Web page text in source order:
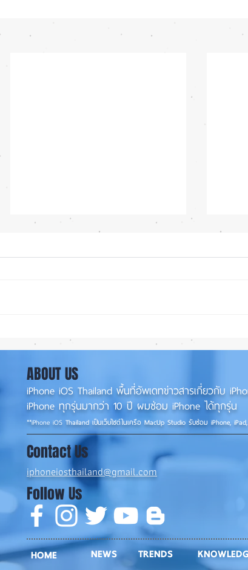
iOS 27 ทำ iPhone จอใหญ่ขึ้น
น่าใช้กว่าเดิม หลายแอปรองรับ
แนวนอนเต็มรูปแบบ! 📱✨
ลือ!
📱
ABOUT US
iPhone iOS Thailand พื้นที่อัพเดทข่าวสารเกี่ยวกับ
iPhone ทุกรุ่นมากว่า 10 ปี ผมซ่อม iPhone ได้ทุกรุ่น
**iPhone iOS Thailand เป็นเว็บไซต์ในเครือ MacUp Studio รับซ่อม iPhone,
Contact Us
iphoneiosthailand@gmail.com
Follow Us
HOME NEWS TRENDS